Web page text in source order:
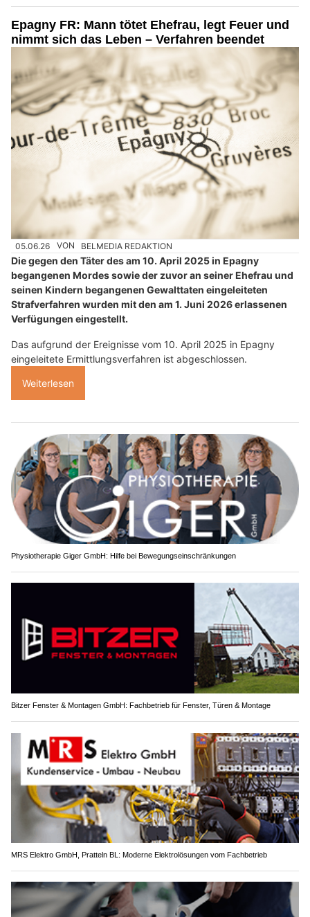
Epagny FR: Mann tötet Ehefrau, legt Feuer und
nimmt sich das Leben – Verfahren beendet
05.06.26 VON BELMEDIA REDAKTION
Die gegen den Täter des am 10. April 2025 in Epagny
begangenen Mordes sowie der zuvor an seiner Ehefrau und
seinen Kindern begangenen Gewalttaten eingeleiteten
Strafverfahren wurden mit den am 1. Juni 2026 erlassenen
Verfügungen eingestellt.
Das aufgrund der Ereignisse vom 10. April 2025 in Epagny
eingeleitete Ermittlungsverfahren ist abgeschlossen.
Weiterlesen
Physiotherapie Giger GmbH: Hilfe bei Bewegungseinschränkungen
Bitzer Fenster & Montagen GmbH: Fachbetrieb für Fenster, Türen & Montage
MRS Elektro GmbH, Pratteln BL: Moderne Elektrolösungen vom Fachbetrieb